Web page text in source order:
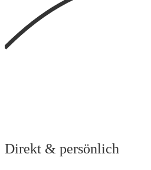
Direkt & persönlich